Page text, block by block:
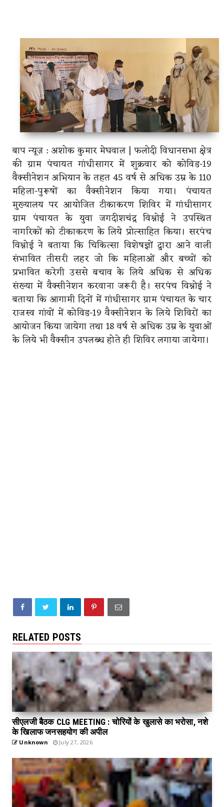
बाप न्यूज़ : अशोक कुमार मेघवाल | फलोदी विधानसभा क्षेत्र
की ग्राम पंचायत गांधीसागर में शुक्रवार को कोविड-19
वैक्सीनेशन अभियान के तहत 45 वर्ष से अधिक उम्र के 110
महिला-पुरूषों का वैक्सीनेशन किया गया। पंचायत
मुख्यालय पर आयोजित टीकाकरण शिविर में गांधीसागर
ग्राम पंचायत के युवा जगदीशचंद्र विश्नोई ने उपस्थित
नागरिकों को टीकाकरण के लिये प्रोत्साहित किया। सरपंच
विश्नोई ने बताया कि चिकित्सा विशेषज्ञों द्वारा आने वाली
संभावित तीसरी लहर जो कि महिलाओं और बच्चों को
प्रभावित करेगी उससे बचाव के लिये अधिक से अधिक
संख्या में वैक्सीनेशन करवाना जरूरी है। सरपंच विश्नोई ने
बताया कि आगामी दिनों में गांधीसागर ग्राम पंचायत के चार
राजस्व गांवों में कोविड-19 वैक्सीनेशन के लिये शिविरों का
आयोजन किया जायेगा तथा 18 वर्ष से अधिक उम्र के युवाओं
के लिये भी वैक्सीन उपलब्ध होते ही शिविर लगाया जायेगा।
RELATED POSTS
सीएलजी बैठक CLG MEETING : चोरियों के खुलासे का भरोसा, नशे
के खिलाफ जनसहयोग की अपील
Unknown July 27, 2026